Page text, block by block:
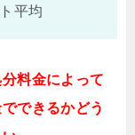
平均
料金によって
できるかどう